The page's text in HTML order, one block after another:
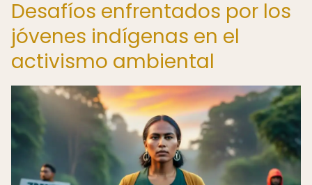
Desafíos enfrentados por los
jóvenes indígenas en el
activismo ambiental